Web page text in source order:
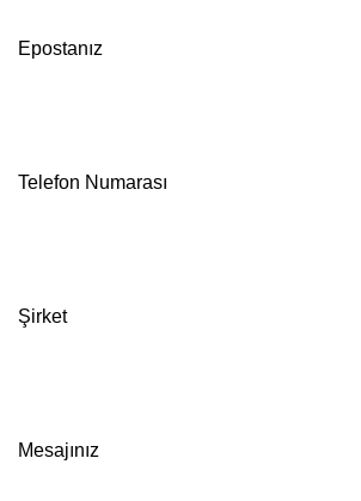
Epostanız
Telefon Numarası
Şirket
Mesajınız